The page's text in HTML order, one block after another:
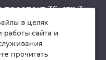
36, стр.3 ,
в целях
работы сайта и
прочитать